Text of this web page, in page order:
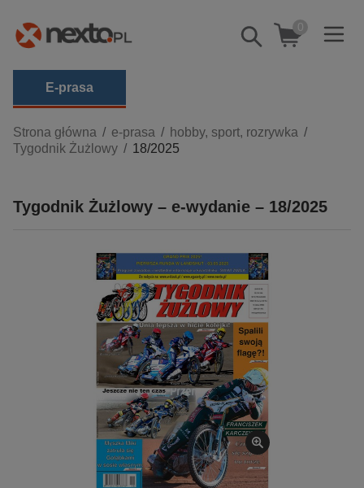
Pokaż/schowaj
wyszukiwarkę
0
E-prasa
Kategorie
Zobacz wszystkie E-prasa
biznesowe, branżowe, gospodarka
dzienniki
hobby, sport, rozrywka
komputery, internet, technologie, informatyka
kobiece, lifestyle, kultura
polityka, społeczno-informacyjne
psychologiczne
popularno-naukowe
Strona główna e-prasa
hobby, sport, rozrywka
Tygodnik Żużlowy
18/2025
Tygodnik Żużlowy – e-wydanie – 18/2025